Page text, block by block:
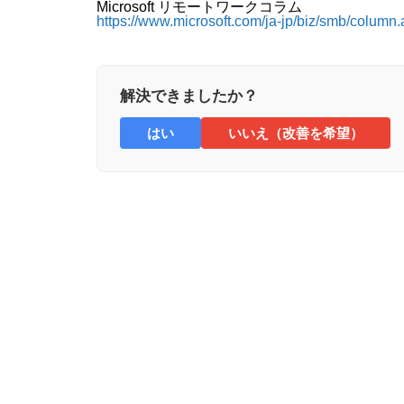
Microsoft リモートワークコラム
https://www.microsoft.com/ja-jp/biz/smb/
解決できましたか？
はい いいえ（改善を希望）